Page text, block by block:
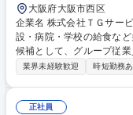
大阪府大阪市西区
企業名 株式会社ＴＧサービス 求人名 【大阪/人事総務(部長候補)】
設・病院・学校の給食など多角的事業を
候補として、グループ従
レイングマネージャーと
弊社にて管理部門の旗振
業界未経験歓迎 時短勤務あ
正社員